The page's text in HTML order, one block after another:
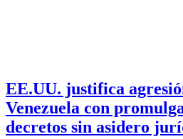
EE.UU. justifica
Venezuela con
decretos sin asidero